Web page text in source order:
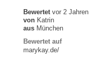
Bewertetvor 2 Jahren
von Katrin
aus München
Bewertet auf
marykay.de/